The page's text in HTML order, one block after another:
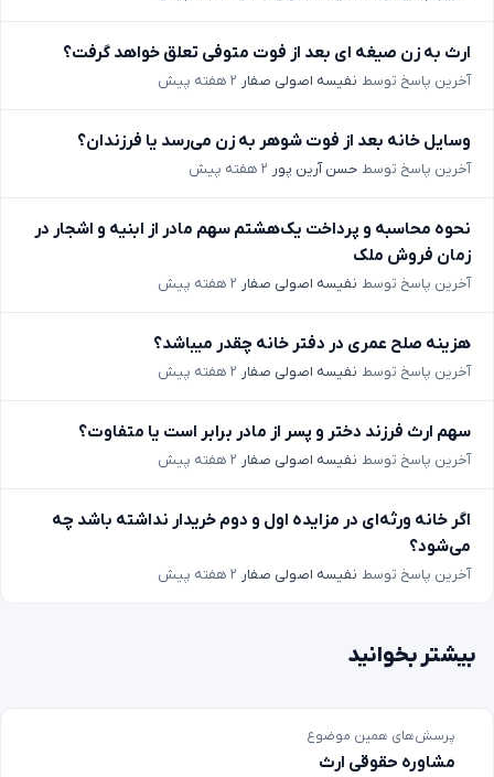
ارث به زن صیغه ای بعد از فوت متوفی تعلق خواهد گرفت؟
آخرین پاسخ توسط نفیسه اصولی صفار ۲ هفته پیش
وسایل خانه بعد از فوت شوهر به زن می‌رسد یا فرزندان؟
آخرین پاسخ توسط حسن آرین پور ۲ هفته پیش
نحوه محاسبه و پرداخت یک‌هشتم سهم مادر از ابنیه و اشجار در
زمان فروش ملک
آخرین پاسخ توسط نفیسه اصولی صفار ۲ هفته پیش
هزینه صلح عمری در دفتر خانه چقدر میباشد؟
آخرین پاسخ توسط نفیسه اصولی صفار ۲ هفته پیش
سهم ارث فرزند دختر و پسر از مادر برابر است یا متفاوت؟
آخرین پاسخ توسط نفیسه اصولی صفار ۲ هفته پیش
اگر خانه ورثه‌ای در مزایده اول و دوم خریدار نداشته باشد چه
می‌شود؟
آخرین پاسخ توسط نفیسه اصولی صفار ۲ هفته پیش
بیشتر بخوانید
پرسش‌های همین موضوع
مشاوره حقوقی ارث